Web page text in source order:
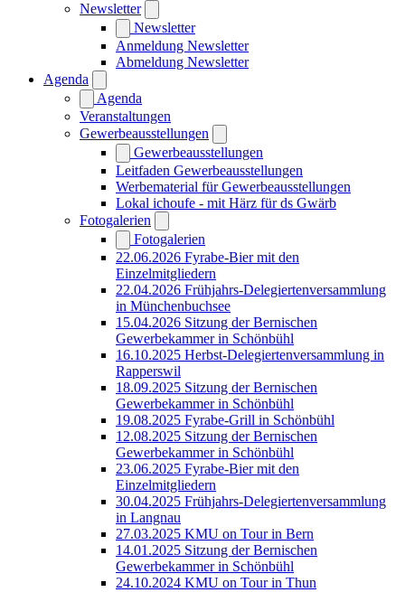
Newsletter
Newsletter
Anmeldung Newsletter
Abmeldung Newsletter
Agenda
Agenda
Veranstaltungen
Gewerbeausstellungen
Gewerbeausstellungen
Leitfaden Gewerbeausstellungen
Werbematerial für Gewerbeausstellungen
Lokal ichoufe - mit Härz für ds Gwärb
Fotogalerien
Fotogalerien
22.06.2026 Fyrabe-Bier mit den
Einzelmitgliedern
22.04.2026 Frühjahrs-Delegiertenversammlung
in Münchenbuchsee
15.04.2026 Sitzung der Bernischen
Gewerbekammer in Schönbühl
16.10.2025 Herbst-Delegiertenversammlung in
Rapperswil
18.09.2025 Sitzung der Bernischen
Gewerbekammer in Schönbühl
19.08.2025 Fyrabe-Grill in Schönbühl
12.08.2025 Sitzung der Bernischen
Gewerbekammer in Schönbühl
23.06.2025 Fyrabe-Bier mit den
Einzelmitgliedern
30.04.2025 Frühjahrs-Delegiertenversammlung
in Langnau
27.03.2025 KMU on Tour in Bern
14.01.2025 Sitzung der Bernischen
Gewerbekammer in Schönbühl
24.10.2024 KMU on Tour in Thun